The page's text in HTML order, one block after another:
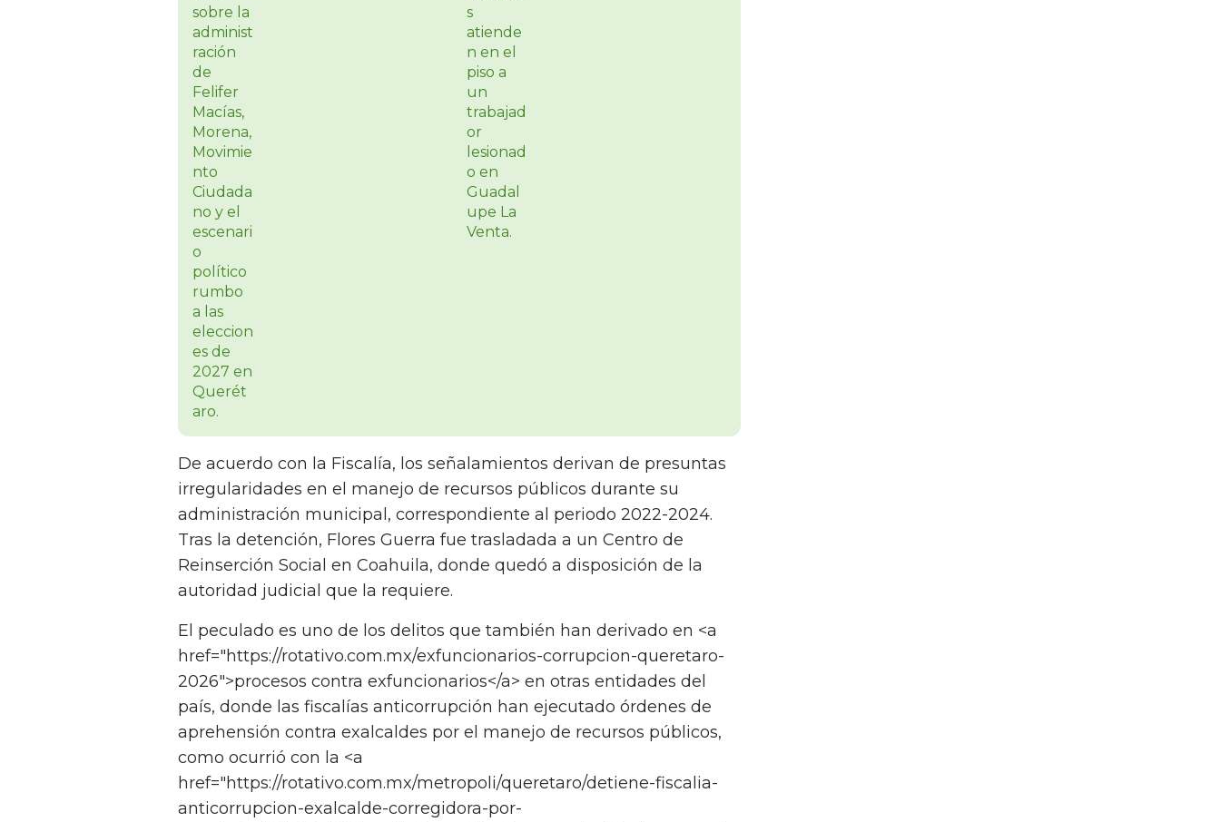
De acuerdo con la Fiscalía, los señalamientos derivan de presuntas
irregularidades en el manejo de recursos públicos durante su
administración municipal, correspondiente al periodo 2022-2024.
Tras la detención, Flores Guerra fue trasladada a un Centro de
Reinserción Social en Coahuila, donde quedó a disposición de la
autoridad judicial que la requiere.
El peculado es uno de los delitos que también han derivado en <a
href="https://rotativo.com.mx/exfuncionarios-corrupcion-queretaro-
2026">procesos contra exfuncionarios</a> en otras entidades del
país, donde las fiscalías anticorrupción han ejecutado órdenes de
aprehensión contra exalcaldes por el manejo de recursos públicos,
como ocurrió con la <a
href="https://rotativo.com.mx/metropoli/queretaro/detiene-fiscalia-
anticorrupcion-exalcalde-corregidora-por-